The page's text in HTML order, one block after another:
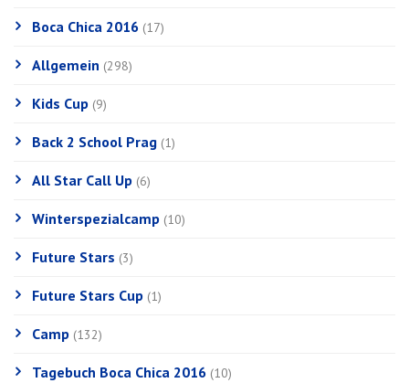
Boca Chica 2016 (17)
Allgemein (298)
Kids Cup (9)
Back 2 School Prag (1)
All Star Call Up (6)
Winterspezialcamp (10)
Future Stars (3)
Future Stars Cup (1)
Camp (132)
Tagebuch Boca Chica 2016 (10)